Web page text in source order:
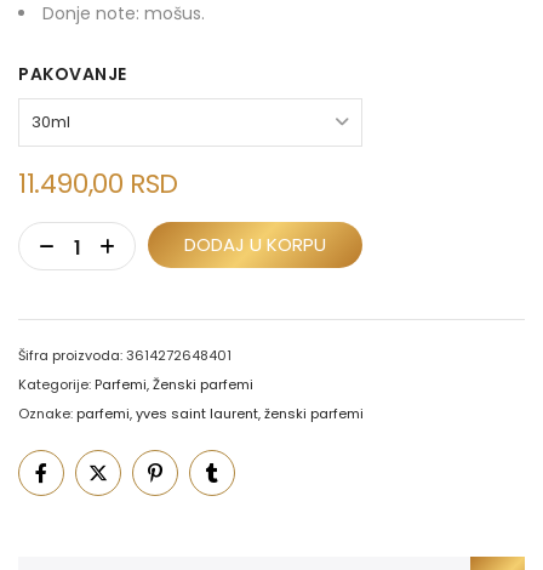
Donje note: mošus.
PAKOVANJE
11.490,00 RSD
DODAJ U KORPU
Šifra proizvoda:3614272648401
Kategorije: Parfemi,Ženski parfemi
Oznake: parfemi,yves saint laurent,ženski parfemi